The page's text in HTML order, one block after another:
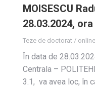
MOISESCU
28.03.2024,
Teze de doctorat / online
În data de
Centrala –
3.1, va avea loc, în